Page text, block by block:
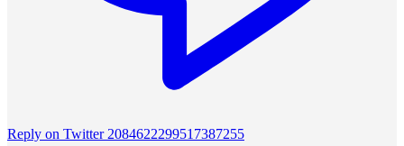
Reply on Twitter 2084622299517387255